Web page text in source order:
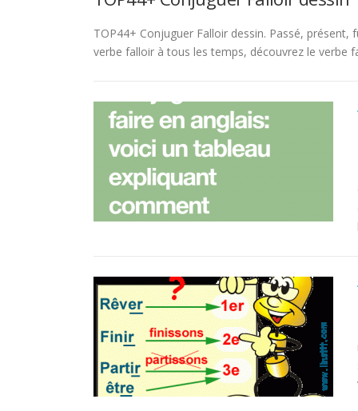
TOP44+ Conjuguer Falloir dessin. Passé,
verbe falloir à tous les temps, découvrez le verbe